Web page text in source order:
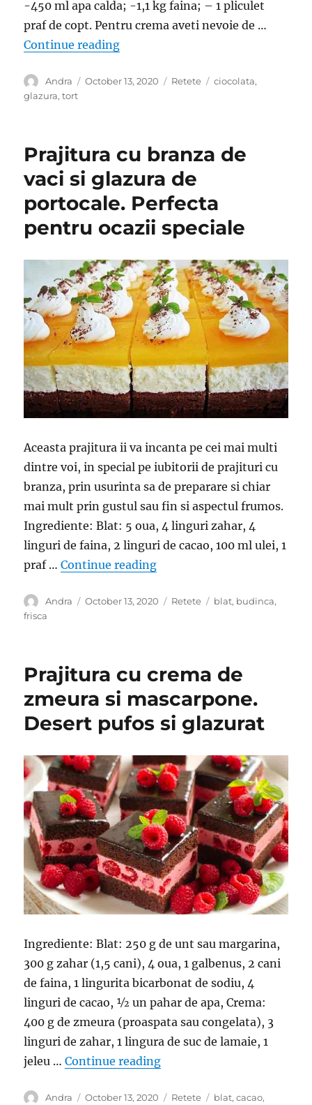
-450 ml apa calda; -1,1 kg faina; – 1 pliculet
praf de copt. Pentru crema aveti nevoie de …
Continue reading“Tort cu ciocolata si mascarpone.
Author
Andra
Posted
October 13, 2020 Categories
Retete Tags
ciocolata,
glazura,tort
Prajitura cu branza de
vaci si glazura de
portocale. Perfecta
pentru ocazii speciale
Aceasta prajitura ii va incanta pe cei mai multi
dintre voi, in special pe iubitorii de prajituri cu
branza, prin usurinta sa de preparare si chiar
mai mult prin gustul sau fin si aspectul frumos.
Ingrediente: Blat: 5 oua, 4 linguri zahar, 4
linguri de faina, 2 linguri de cacao, 100 ml ulei, 1
praf …Continue reading“Prajitura cu branza de
Author
Andra
Posted
October 13, 2020 Categories
Retete Tags
blat, budinca,
frisca
Prajitura cu crema de
zmeura si mascarpone.
Desert pufos si glazurat
Ingrediente: Blat: 250 g de unt sau margarina,
300 g zahar (1,5 cani), 4 oua, 1 galbenus, 2 cani
de faina, 1 lingurita bicarbonat de sodiu, 4
linguri de cacao, ½ un pahar de apa, Crema:
400 g de zmeura (proaspata sau congelata), 3
linguri de zahar, 1 lingura de suc de lamaie, 1
jeleu …Continue reading“Prajitura cu crema de
Author
Andra
Posted
October 13, 2020 Categories
Retete Tags
blat,cacao,